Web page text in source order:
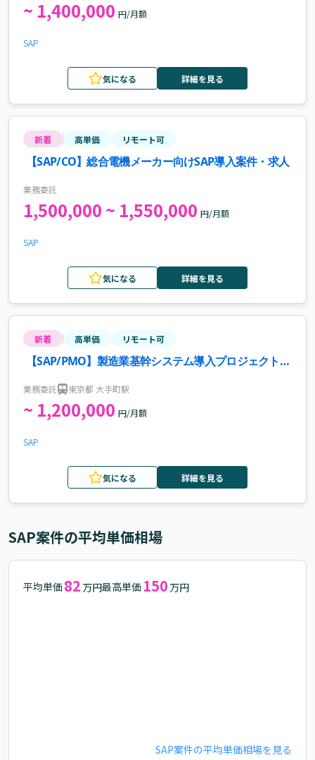
~ 1,400,000 円/月額
SAP
気になる 詳細を見る
新着 高単価 リモート可
【SAP/CO】総合電機メーカー向けSAP導入案件・求人
業務委託
1,500,000 ~ 1,550,000 円/月額
SAP
気になる 詳細を見る
新着 高単価 リモート可
【SAP/PMO】製造業基幹システム導入プロジェクト案
業務委託 東京都 大手町駅
~ 1,200,000 円/月額
SAP
気になる 詳細を見る
SAP案件の平均単価相場
平均単価 82 万円最高単価 150 万円
SAP案件の平均単価相場を見る